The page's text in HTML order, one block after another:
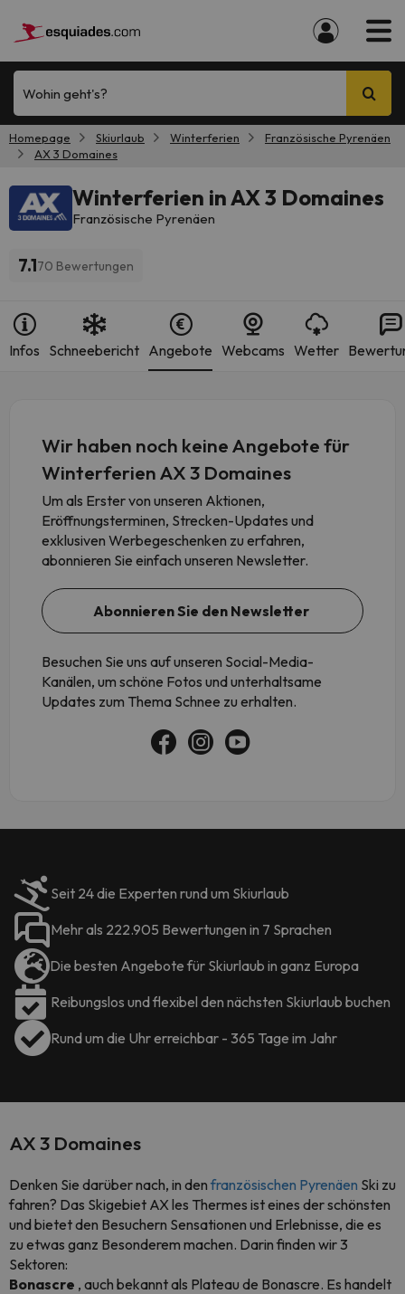
Wohin geht's?
Homepage Skiurlaub Winterferien
Französische Pyrenäen
AX 3 Domaines
Winterferien in AX 3 Domaines
Französische Pyrenäen
7.170 Bewertungen
Infos Schneebericht Angebote Webcams Wetter
Wir haben noch keine Angebote für
Winterferien AX 3 Domaines
Um als Erster von unseren Aktionen,
Eröffnungsterminen, Strecken-Updates und
exklusiven Werbegeschenken zu erfahren,
abonnieren Sie einfach unseren Newsletter.
Abonnieren Sie den Newsletter
Besuchen Sie uns auf unseren Social-Media-
Kanälen, um schöne Fotos und unterhaltsame
Updates zum Thema Schnee zu erhalten.
Seit 24 die Experten rund um Skiurlaub
Mehr als 222.905 Bewertungen in 7 Sprachen
Die besten Angebote für Skiurlaub in ganz Europa
Reibungslos und flexibel den nächsten Skiurlaub buchen
Rund um die Uhr erreichbar - 365 Tage im Jahr
AX 3 Domaines
Denken Sie darüber nach, in den französischen Pyrenäen Ski zu
fahren? Das Skigebiet AX les Thermes ist eines der schönsten
und bietet den Besuchern Sensationen und Erlebnisse, die es
zu etwas ganz Besonderem machen. Darin finden wir 3
Sektoren:
Bonascre , auch bekannt als Plateau de Bonascre. Es handelt